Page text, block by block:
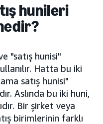
hunileri
"satış hunisi"
Hatta bu iki
satış hunisi"
Aslında bu iki huni,
Bir şirket veya
birimlerinin farklı